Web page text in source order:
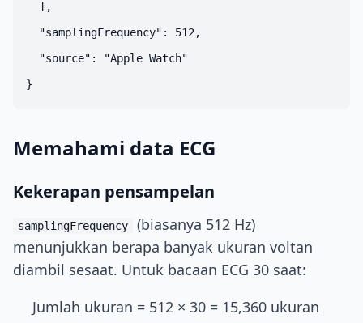
  ],
  "samplingFrequency": 512,
  "source": "Apple Watch"
Memahami data ECG
Kekerapan pensampelan
samplingFrequency
(biasanya 512 Hz)
menunjukkan berapa banyak ukuran voltan
diambil sesaat. Untuk bacaan ECG 30 saat:
Jumlah ukuran = 512 × 30 = 15,360 ukuran